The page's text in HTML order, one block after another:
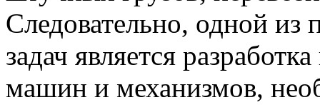
Следовательно, одной
задач является
машин и механизмов,